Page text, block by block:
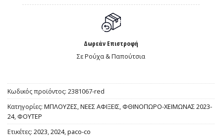
Δωρεάν Επιστροφή
Σε Ρούχα & Παπούτσια
Κωδικός προϊόντος: 2381067-red
Κατηγορίες: ΜΠΛΟΥΖΕΣ,ΝΕΕΣ ΑΦΙΞΕΙΣ, ΦΘΙΝΟΠΩΡΟ-ΧΕΙΜΩΝΑΣ 2023-
24, ΦΟΥΤΕΡ
Ετικέτες: 2023,2024,paco-co